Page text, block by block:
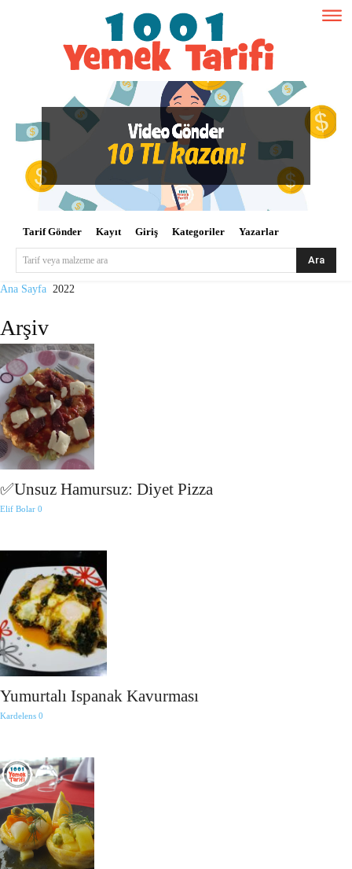
Tarif Gönder Kayıt Giriş Kategoriler Yazarlar
Tarif veya malzeme ara Ara
Ana Sayfa 2022
Arşiv
✅Unsuz Hamursuz: Diyet Pizza
Elif Bolar 0
Yumurtalı Ispanak Kavurması
Kardelens 0